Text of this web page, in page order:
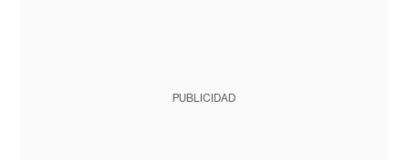
PUBLICIDAD